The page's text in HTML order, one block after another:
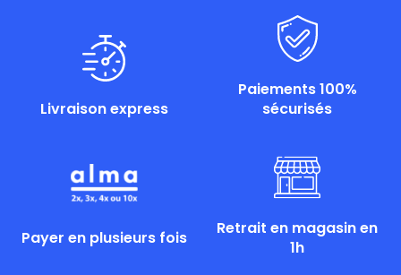
Livraison express
Paiements 100%
sécurisés
Payer en plusieurs fois
Retrait en magasin en
1h